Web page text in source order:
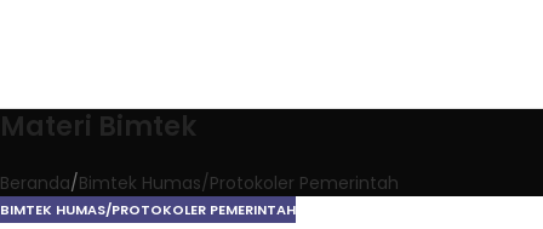
Materi Bimtek
Beranda Bimtek Humas/Protokoler Pemerintah
BIMTEK HUMAS/PROTOKOLER PEMERINTAH